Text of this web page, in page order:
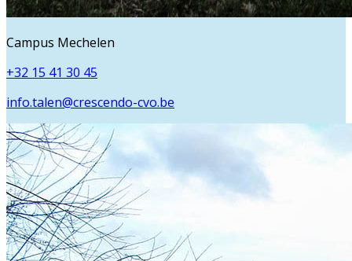
Campus Mechelen
+32 15 41 30 45
info.talen@crescendo-cvo.be